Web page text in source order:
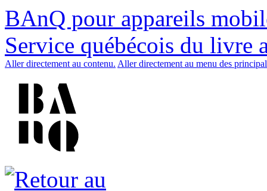
BAnQ pour appareils
Service québécois du livre
Aller directement au contenu. Aller directement au menu des